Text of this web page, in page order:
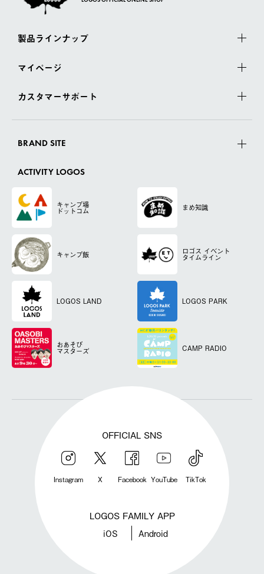
製品ラインナップ
マイページ
カスタマーサポート
BRAND SITE
ACTIVITY LOGOS
キャンプ場
ドットコム まめ知識
キャンプ飯 ロゴス イベント
タイムライン
LOGOS LAND LOGOS PARK
おあそび
マスターズ CAMP RADIO
OFFICIAL SNS
Instagram X Facebook YouTube TikTok
LOGOS FAMILY APP
iOS Android